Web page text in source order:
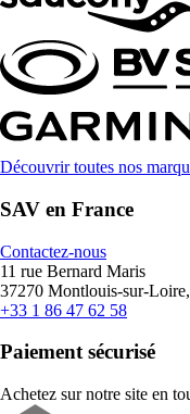
Découvrir toutes nos
SAV en France
Contactez-nous
11 rue Bernard Maris
37270 Montlouis-sur-
+33 1 86 47 62 58
Paiement sécurisé
Achetez sur notre site en